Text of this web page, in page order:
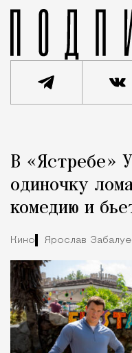
Город
В «Ястребе»
одиночку
комедию и
Кино Ярослав